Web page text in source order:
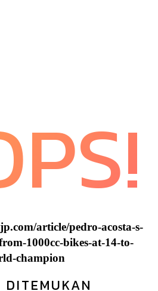
article/pedro-acosta-s-
1000cc-bikes-at-14-to-
champion
DITEMUKAN